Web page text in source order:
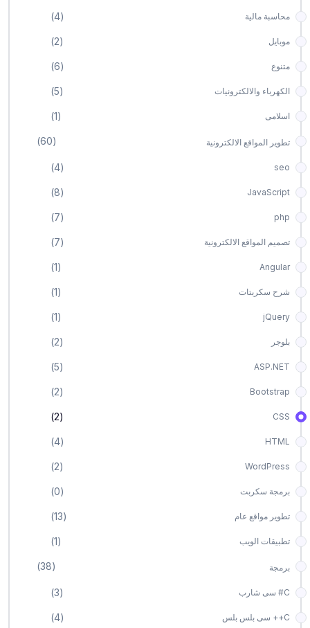
محاسبة مالية (4)
موبايل (2)
متنوع (6)
الكهرباء والالكترونيات (5)
اسلامى (1)
تطوير المواقع اﻻلكترونية (60)
seo
(4)
JavaScript
(8)
php
(7)
تصميم المواقع الالكترونية (7)
Angular
(1)
شرح سكربتات (1)
jQuery
(1)
بلوجر (2)
ASP.NET
(5)
Bootstrap
(2)
CSS
(2)
HTML
(4)
WordPress
(2)
برمجة سكربت (0)
تطوير مواقع عام (13)
تطبيقات الويب (1)
برمجة (38)
C# سى شارب (3)
C++ سى بلس بلس (4)